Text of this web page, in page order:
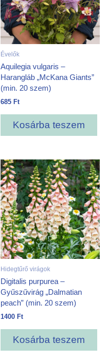
Évelők
Aquilegia vulgaris –
Harangláb „McKana Giants”
(min. 20 szem)
685 Ft
Kosárba teszem
Hidegtűrő virágok
Digitalis purpurea –
Gyűszűvirág „Dalmatian
peach” (min. 20 szem)
1400 Ft
Kosárba teszem